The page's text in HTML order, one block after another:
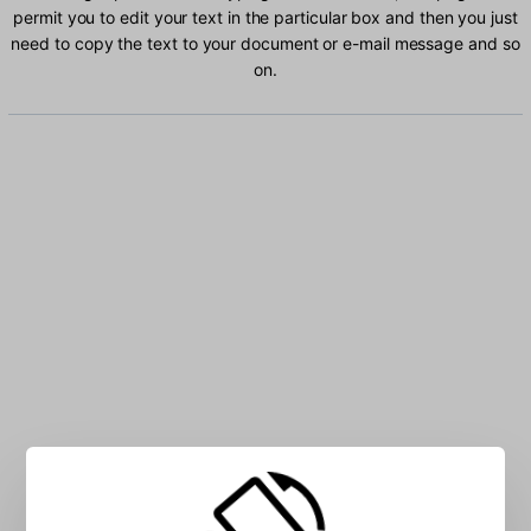
permit you to edit your text in the particular box and then you just
need to copy the text to your document or e-mail message and so
on.
Type Bemba characters into the box: